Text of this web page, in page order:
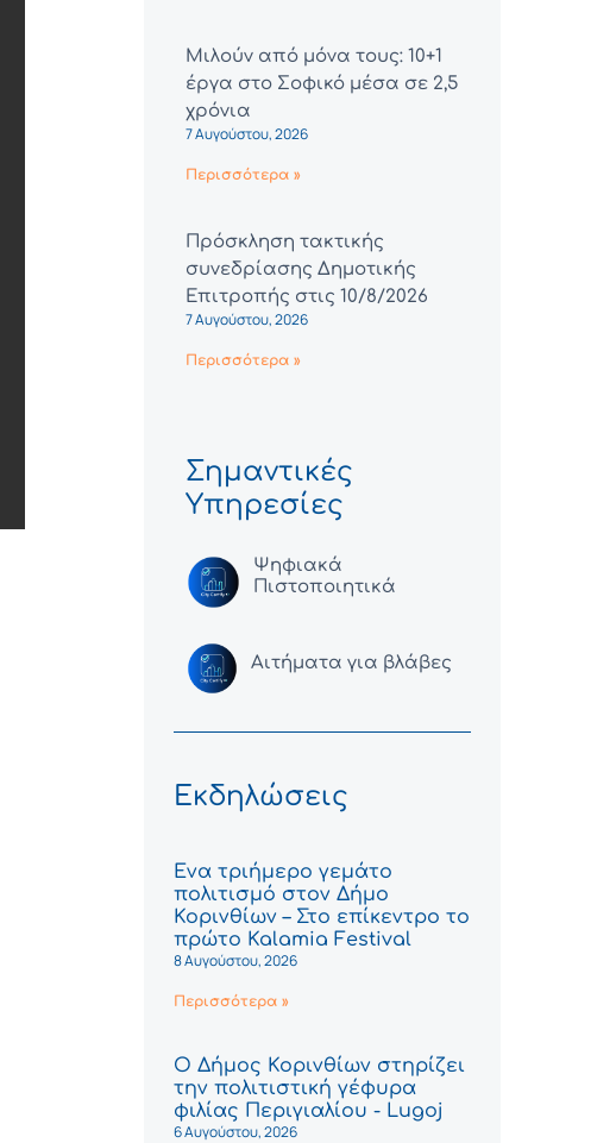
Μιλούν από μόνα τους: 10+1
έργα στο Σοφικό μέσα σε 2,5
χρόνια
7 Αυγούστου, 2026
Περισσότερα »
Πρόσκληση τακτικής
συνεδρίασης Δημοτικής
Επιτροπής στις 10/8/2026
7 Αυγούστου, 2026
Περισσότερα »
Σημαντικές
Υπηρεσίες
Ψηφιακά
Πιστοποιητικά
Αιτήματα για βλάβες
Εκδηλώσεις
Ένα τριήμερο γεμάτο
πολιτισμό στον Δήμο
Κορινθίων – Στο επίκεντρο το
πρώτο Kalamia Festival
8 Αυγούστου, 2026
Περισσότερα »
Ο Δήμος Κορινθίων στηρίζει
την πολιτιστική γέφυρα
φιλίας Περιγιαλίου - Lugoj
6 Αυγούστου, 2026